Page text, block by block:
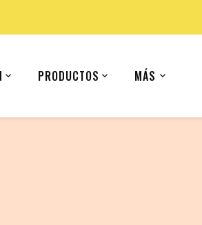
PRODUCTOS MÁS